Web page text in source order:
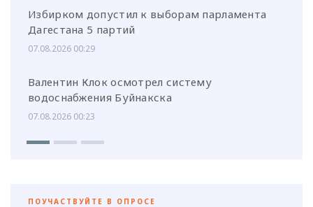
Избирком допустил к выборам парламента
Дагестана 5 партий
07.08.2026 00:29
Валентин Клок осмотрел систему
водоснабжения Буйнакска
07.08.2026 00:23
ПОУЧАСТВУЙТЕ В ОПРОСЕ